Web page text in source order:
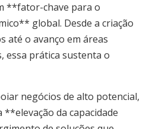
**fator-chave para o
global. Desde a criação
até o avanço em áreas
essa prática sustenta o
negócios de alto potencial,
da capacidade